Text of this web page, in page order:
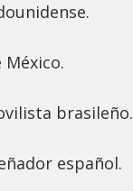
brasileño.
español.